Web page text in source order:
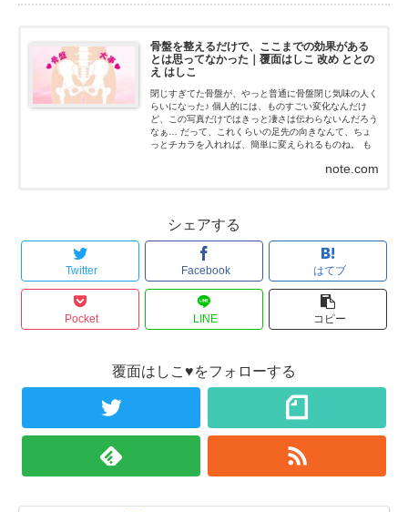
骨盤を整えるだけで、ここまでの効果がある
とは思ってなかった｜覆面はしこ 改め ととの
え はしこ
閉じすぎてた骨盤が、やっと普通に骨盤閉じ気味の人く
らいになった♪ 個人的には、ものすごい変化なんだけ
ど、この写真だけではきっと凄さは伝わらないんだろう
なぁ… だって、これくらいの足先の向きなんて、ちょ
っとチカラを入れれば、簡単に変えられるものね。 も
note.com
シェアする
Twitter Facebook はてブ
Pocket LINE コピー
覆面はしこ♥をフォローする